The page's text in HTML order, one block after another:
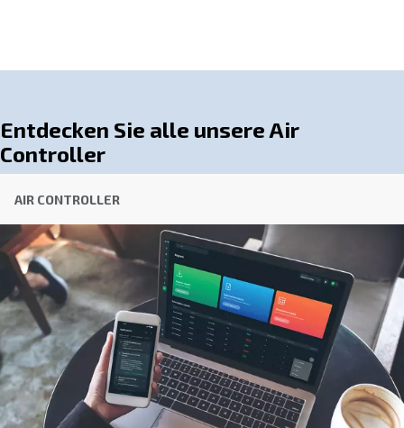
Effizienz in Ihrem Druckluftbetrieb und machen sie zu